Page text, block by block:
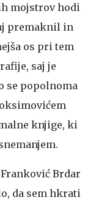
mojstrov hodi
premaknil in
os pri tem
saj je
se popolnoma
knjige, ki
Brdar
da sem hkrati